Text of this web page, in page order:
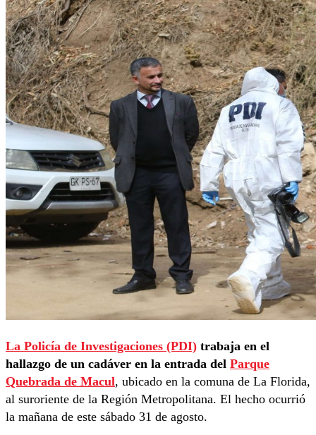
La Policía de Investigaciones (PDI) trabaja en el
hallazgo de un cadáver en la entrada del Parque
Quebrada de Macul, ubicado en la comuna de La Florida,
al suroriente de la Región Metropolitana. El hecho ocurrió
la mañana de este sábado 31 de agosto.